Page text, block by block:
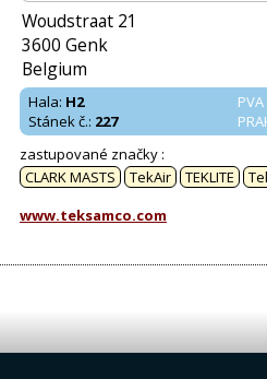
Woudstraat 21
3600 Genk
Belgium
Hala: H2
Stánek č.: 227
zastupované značky :
CLARK MASTS
TekAir TEKLITE
www.teksamco.com